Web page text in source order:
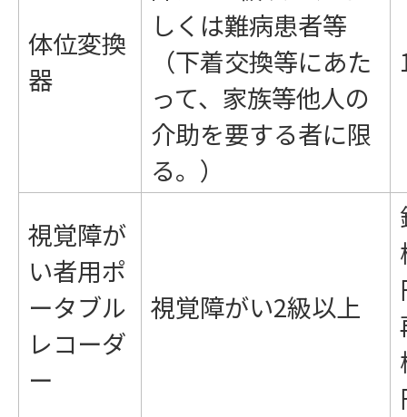
体位変換
器
しくは難病患者等
（下着交換等にあた
って、家族等他人の
介助を要する者に限
る。）
視覚障が
い者用ポ
ータブル
レコーダ
ー
視覚障がい2級以上